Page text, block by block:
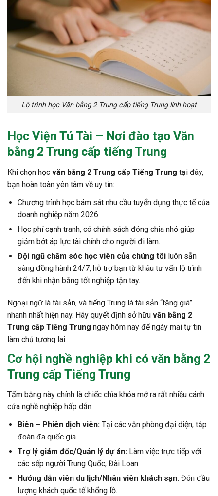
Lộ trình học Văn bằng 2 Trung cấp tiếng Trung linh hoạt
Học Viện Tú Tài – Nơi đào tạo Văn
bằng 2 Trung cấp tiếng Trung
Khi chọn học văn bằng 2 Trung cấp Tiếng Trung tại đây,
bạn hoàn toàn yên tâm về uy tín:
Chương trình học bám sát nhu cầu tuyển dụng thực tế của
doanh nghiệp năm 2026.
Học phí cạnh tranh, có chính sách đóng chia nhỏ giúp
giảm bớt áp lực tài chính cho người đi làm.
Đội ngũ chăm sóc học viên của chúng tôiluôn sẵn
sàng đồng hành 24/7, hỗ trợ bạn từ khâu tư vấn lộ trình
đến khi nhận bằng tốt nghiệp tận tay.
Ngoại ngữ là tài sản, và tiếng Trung là tài sản “tăng giá”
nhanh nhất hiện nay. Hãy quyết định sở hữu văn bằng 2
Trung cấp Tiếng Trung ngay hôm nay để ngày mai tự tin
làm chủ tương lai.
Cơ hội nghề nghiệp khi có văn bằng 2
Trung cấp Tiếng Trung
Tấm bằng này chính là chiếc chìa khóa mở ra rất nhiều cánh
cửa nghề nghiệp hấp dẫn:
Biên – Phiên dịch viên:Tại các văn phòng đại diện, tập
đoàn đa quốc gia.
Trợ lý giám đốc/Quản lý dự án:Làm việc trực tiếp với
các sếp người Trung Quốc, Đài Loan.
Hướng dẫn viên du lịch/Nhân viên khách sạn:Đón đầu
lượng khách quốc tế khổng lồ.